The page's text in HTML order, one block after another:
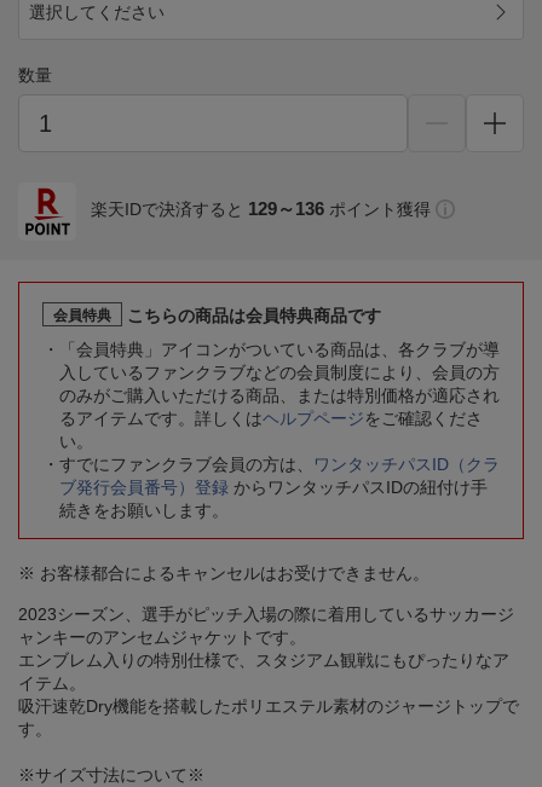
選択してください
数量
楽天IDで決済すると 129～136 ポイント獲得
会員特典
こちらの商品は会員特典商品です
「会員特典」アイコンがついている商品は、各クラブが導
入しているファンクラブなどの会員制度により、会員の方
のみがご購入いただける商品、または特別価格が適応され
るアイテムです。詳しくはヘルプページをご確認くださ
い。
すでにファンクラブ会員の方は、
ワンタッチパスID（クラ
ブ発行会員番号）登録 からワンタッチパスIDの紐付け手
続きをお願いします。
※ お客様都合によるキャンセルはお受けできません。
2023シーズン、選手がピッチ入場の際に着用しているサッカージ
ャンキーのアンセムジャケットです。
エンブレム入りの特別仕様で、スタジアム観戦にもぴったりなア
イテム。
吸汗速乾Dry機能を搭載したポリエステル素材のジャージトップで
す。
※サイズ寸法について※